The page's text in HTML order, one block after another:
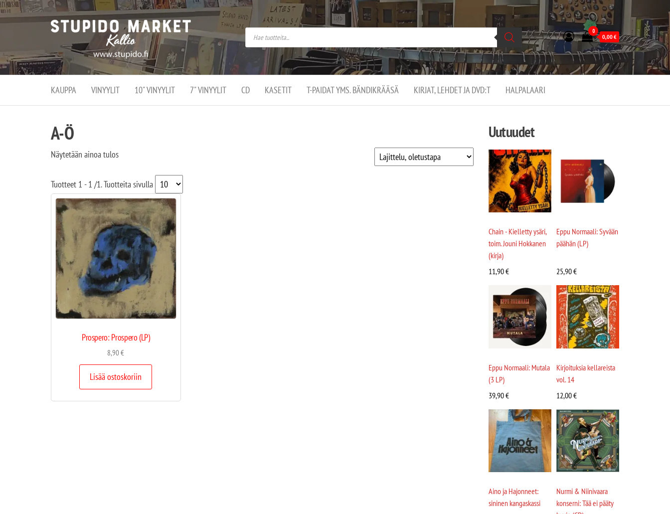
Stupido
Market –
verkossa
ja
kivijalassa
Stupido Market on
vaihtoehtomusaan
erikoistunut
verkko- sekä
kivijalkakauppa
Helsingissä
Kallion
0
0,00€
KAUPPA VINYYLIT 10" VINYYLIT 7" VINYYLIT CD KASETIT T-PAIDAT YMS. BÄNDIKRÄÄSÄ KIRJAT, LEHDET JA DVD:T HALPALAARI
A-Ö
Näytetään ainoa tulos
Tuotteet 1 - 1 /1. Tuotteita sivulla
Prospero: Prospero (LP)
8,90€
Lisää ostoskoriin
Uutuudet
Chain - Kielletty ysäri,
toim. Jouni Hokkanen
(kirja)
11,90€
Eppu Normaali: Syvään
päähän (LP)
25,90€
Eppu Normaali: Mutala
(3 LP)
39,90€
Kirjoituksia kellareista
vol. 14
12,00€
Aino ja Hajonneet:
sininen kangaskassi
Nurmi & Niinivaara
konserni: Tää ei pääty